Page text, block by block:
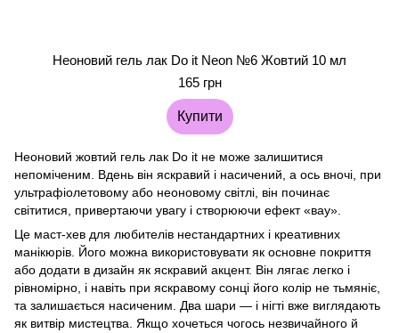
Неоновий гель лак Do it Neon №6 Жовтий 10 мл
165 грн
Купити
Неоновий жовтий гель лак Do it не може залишитися
непоміченим. Вдень він яскравий і насичений, а ось вночі, при
ультрафіолетовому або неоновому світлі, він починає
світитися, привертаючи увагу і створюючи ефект «вау».
Це маст-хев для любителів нестандартних і креативних
манікюрів. Його можна використовувати як основне покриття
або додати в дизайн як яскравий акцент. Він лягає легко і
рівномірно, і навіть при яскравому сонці його колір не тьмяніє,
та залишається насиченим. Два шари — і нігті вже виглядають
як витвір мистецтва. Якщо хочеться чогось незвичайного й